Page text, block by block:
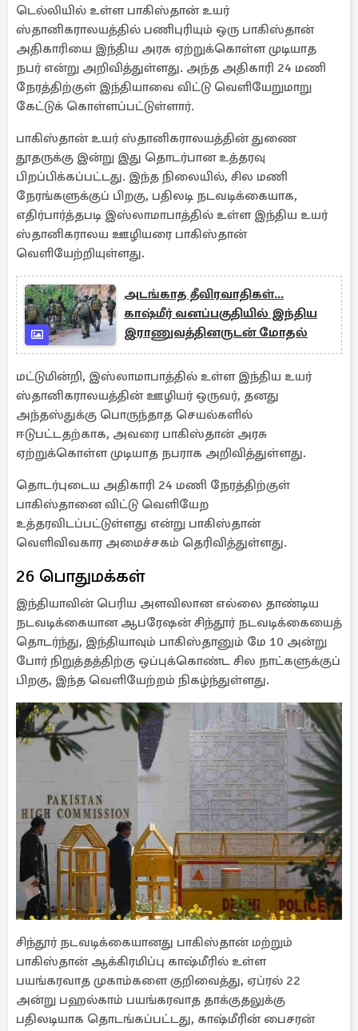
டெல்லியில் உள்ள பாகிஸ்தான் உயர்
ஸ்தானிகராலயத்தில் பணிபுரியும் ஒரு பாகிஸ்தான்
அதிகாரியை இந்திய அரசு ஏற்றுக்கொள்ள முடியாத
நபர் என்று அறிவித்துள்ளது. அந்த அதிகாரி 24 மணி
நேரத்திற்குள் இந்தியாவை விட்டு வெளியேறுமாறு
கேட்டுக் கொள்ளப்பட்டுள்ளார்.
பாகிஸ்தான் உயர் ஸ்தானிகராலயத்தின் துணை
தூதருக்கு இன்று இது தொடர்பான உத்தரவு
பிறப்பிக்கப்பட்டது. இந்த நிலையில், சில மணி
நேரங்களுக்குப் பிறகு, பதிலடி நடவடிக்கையாக,
எதிர்பார்த்தபடி இஸ்லாமாபாத்தில் உள்ள இந்திய உயர்
ஸ்தானிகராலய ஊழியரை பாகிஸ்தான்
வெளியேற்றியுள்ளது.
அடங்காத தீவிரவாதிகள்...
காஷ்மீர் வனப்பகுதியில் இந்திய
இராணுவத்தினருடன் மோதல்
மட்டுமின்றி, இஸ்லாமாபாத்தில் உள்ள இந்திய உயர்
ஸ்தானிகராலயத்தின் ஊழியர் ஒருவர், தனது
அந்தஸ்துக்கு பொருந்தாத செயல்களில்
ஈடுபட்டதற்காக, அவரை பாகிஸ்தான் அரசு
ஏற்றுக்கொள்ள முடியாத நபராக அறிவித்துள்ளது.
தொடர்புடைய அதிகாரி 24 மணி நேரத்திற்குள்
பாகிஸ்தானை விட்டு வெளியேற
உத்தரவிடப்பட்டுள்ளது என்று பாகிஸ்தான்
வெளிவிவகார அமைச்சகம் தெரிவித்துள்ளது.
26 பொதுமக்கள்
இந்தியாவின் பெரிய அளவிலான எல்லை தாண்டிய
நடவடிக்கையான ஆபரேஷன் சிந்தூர் நடவடிக்கையைத்
தொடர்ந்து, இந்தியாவும் பாகிஸ்தானும் மே 10 அன்று
போர் நிறுத்தத்திற்கு ஒப்புக்கொண்ட சில நாட்களுக்குப்
பிறகு, இந்த வெளியேற்றம் நிகழ்ந்துள்ளது.
சிந்தூர் நடவடிக்கையானது பாகிஸ்தான் மற்றும்
பாகிஸ்தான் ஆக்கிரமிப்பு காஷ்மீரில் உள்ள
பயங்கரவாத முகாம்களை குறிவைத்து, ஏப்ரல் 22
அன்று பஹல்காம் பயங்கரவாத தாக்குதலுக்கு
பதிலடியாக தொடங்கப்பட்டது, காஷ்மீரின் பைசரன்